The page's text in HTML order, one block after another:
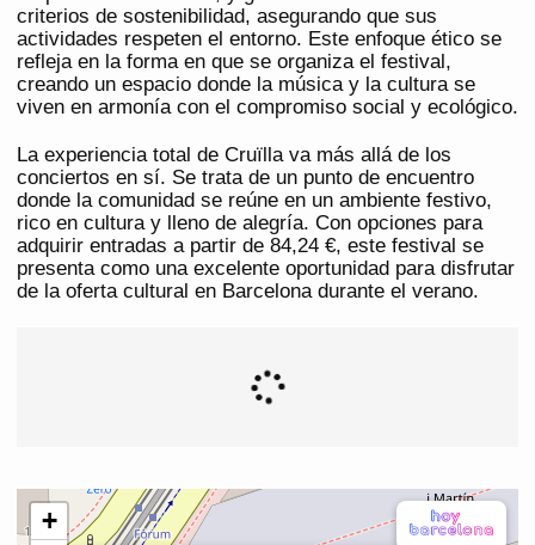
criterios de sostenibilidad, asegurando que sus
actividades respeten el entorno. Este enfoque ético se
refleja en la forma en que se organiza el festival,
creando un espacio donde la música y la cultura se
viven en armonía con el compromiso social y ecológico.
La experiencia total de Cruïlla va más allá de los
conciertos en sí. Se trata de un punto de encuentro
donde la comunidad se reúne en un ambiente festivo,
rico en cultura y lleno de alegría. Con opciones para
adquirir entradas a partir de 84,24 €, este festival se
presenta como una excelente oportunidad para disfrutar
de la oferta cultural en Barcelona durante el verano.